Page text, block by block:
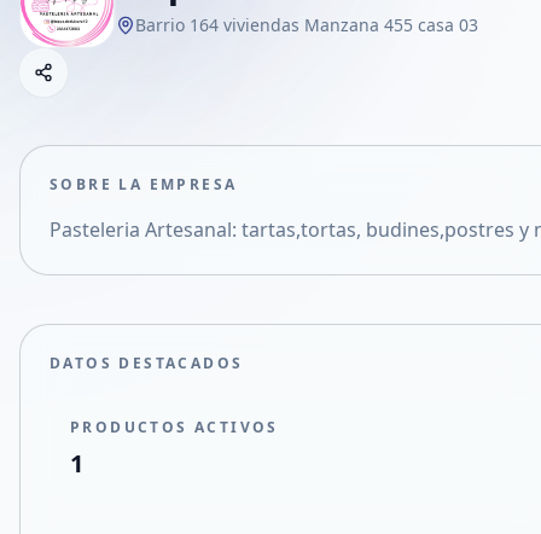
Barrio 164 viviendas Manzana 455 casa 03
Compartir empresa
Compartir en X
SOBRE LA EMPRESA
Pasteleria Artesanal: tartas,tortas, budines,postres y
DATOS DESTACADOS
PRODUCTOS ACTIVOS
1